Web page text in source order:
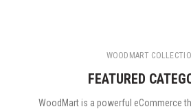
WOODMART
FEATURED
WoodMart is a powerful eCommerce